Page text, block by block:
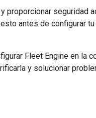
proporcionar seguridad
antes de configurar
Fleet Engine en la
y solucionar